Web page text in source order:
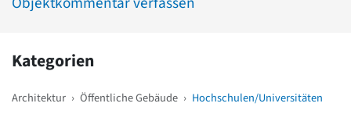
Kategorien
Architektur › Öffentliche Gebäude › Hochschulen/Universitäten